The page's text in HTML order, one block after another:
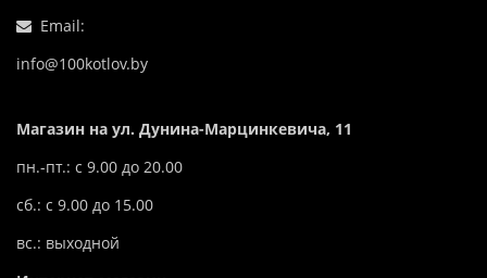
Email:
info@100kotlov.by
Магазин на ул. Дунина-Марцинкевича, 11
пн.-пт.: с 9.00 до 20.00
сб.: с 9.00 до 15.00
вс.: выходной